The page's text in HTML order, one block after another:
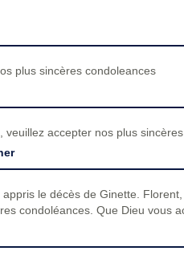
plus sincères condoleances
veuillez accepter nos plus
le décès de Ginette.
condoléances. Que Dieu vous